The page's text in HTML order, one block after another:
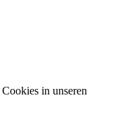
in unseren